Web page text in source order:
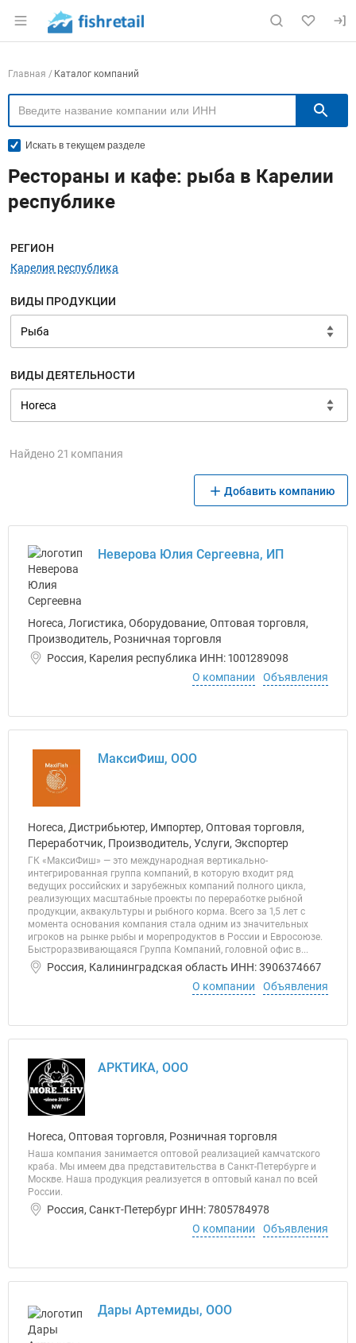
Раздел навигации по сайту fishretail.ru
Навигация по компаниям
Главная Каталог компаний
Искать в текущем разделе
Рестораны и кафе: рыба в Карелии
республике
Меню навигации
РЕГИОН
Карелия республика
ВИДЫ ПРОДУКЦИИ
ВИДЫ ДЕЯТЕЛЬНОСТИ
Найдено 21 компания
Добавить компанию
Неверова Юлия Сергеевна, ИП
Horeca, Логистика, Оборудование, Оптовая торговля,
Производитель, Розничная торговля
Россия, Карелия республика ИНН: 1001289098
О компании
Объявления
МаксиФиш, ООО
Horeca, Дистрибьютер, Импортер, Оптовая торговля,
Переработчик, Производитель, Услуги, Экспортер
ГК «МаксиФиш» — это международная вертикально-
интегрированная группа компаний, в которую входит ряд
ведущих российских и зарубежных компаний полного цикла,
реализующих масштабные проекты по переработке рыбной
продукции, аквакультуры и рыбного корма. Всего за 1,5 лет с
момента основания компания стала одним из значительных
игроков на рынке рыбы и морепродуктов в России и Евросоюзе.
Быстроразвивающаяся Группа Компаний, головной офис в...
Россия, Калининградская область ИНН: 3906374667
О компании
Объявления
АРКТИКА, ООО
Horeca, Оптовая торговля, Розничная торговля
Наша компания занимается оптовой реализацией камчатского
краба. Мы имеем два представительства в Санкт-Петербурге и
Москве. Наша продукция реализуется в оптовый канал по всей
России.
Россия, Санкт-Петербург ИНН: 7805784978
О компании
Объявления
Дары Артемиды, ООО